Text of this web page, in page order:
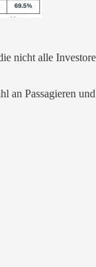
nicht alle
an Passagieren